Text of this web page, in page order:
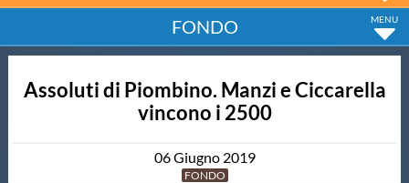
Tuffi
FONDO
Assoluti di Piombino. Manzi e Ciccarella
vincono i 2500
06Giugno 2019
FONDO